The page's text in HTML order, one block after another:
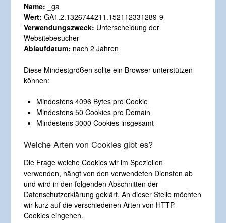
Name: _ga
Wert: GA1.2.1326744211.152112331289-9
Verwendungszweck: Unterscheidung der
Websitebesucher
Ablaufdatum: nach 2 Jahren
Diese Mindestgrößen sollte ein Browser unterstützen
können:
Mindestens 4096 Bytes pro Cookie
Mindestens 50 Cookies pro Domain
Mindestens 3000 Cookies insgesamt
Welche Arten von Cookies gibt es?
Die Frage welche Cookies wir im Speziellen
verwenden, hängt von den verwendeten Diensten ab
und wird in den folgenden Abschnitten der
Datenschutzerklärung geklärt. An dieser Stelle möchten
wir kurz auf die verschiedenen Arten von HTTP-
Cookies eingehen.